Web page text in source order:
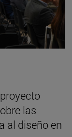
las
al diseño en